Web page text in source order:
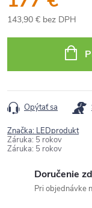
143,90 € bez DPH
cena:
Opýtať sa
Značka: LEDprodukt
Záruka: 5 rokov
Záruka: 5 rokov
Doručenie
Pri objednávke